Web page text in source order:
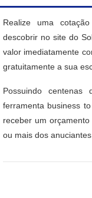
Realize uma
descobrir no site do
valor imediatamente
gratuitamente a sua
Possuindo
ferramenta business
receber um
ou mais dos